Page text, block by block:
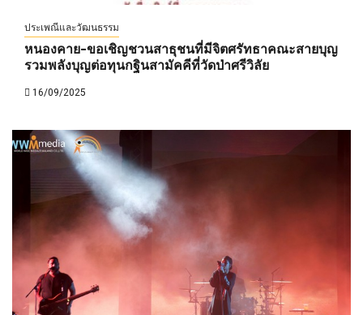
ประเพณีและวัฒนธรรม
หนองคาย-ขอเชิญชวนสาธุชนที่มีจิตศรัทธาคณะสายบุญ
รวมพลังบุญต่อทุนกฐินสามัคคีที่วัดป่าศรีวิลัย
16/09/2025